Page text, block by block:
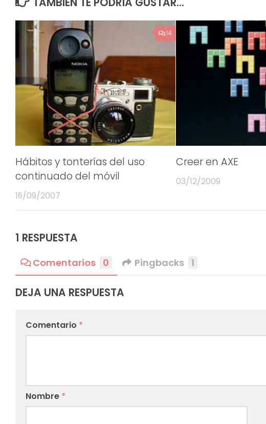
14
Hábitos y tonterías del uso
continuado del móvil
16/09/2007
Creer en AXE
03/12/2009
1 RESPUESTA
Comentarios 0 Pingbacks 1
DEJA UNA RESPUESTA
Comentario *
Nombre *